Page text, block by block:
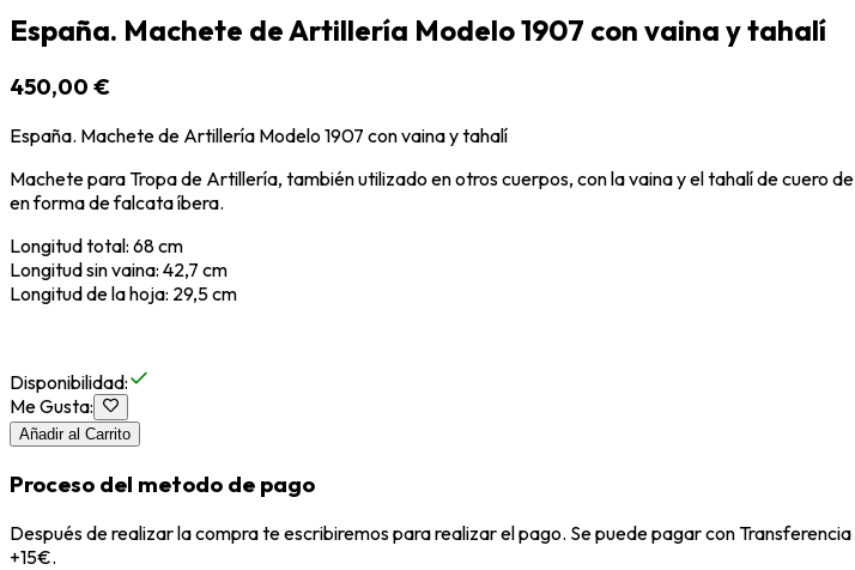
España. Machete de Artillería Modelo 1907 con vaina y tahalí
450,00 €
España. Machete de Artillería Modelo 1907 con vaina y tahalí
Machete para Tropa de Artillería, también utilizado en otros cuerpos, con la vaina y el tahalí de cuero
en forma de falcata íbera.
Longitud total: 68 cm
Longitud sin vaina: 42,7 cm
Longitud de la hoja: 29,5 cm
Disponibilidad:
Me Gusta:
Añadir al Carrito
Proceso del metodo de pago
Después de realizar la compra te escribiremos para realizar el pago. Se puede pagar con
+15€.